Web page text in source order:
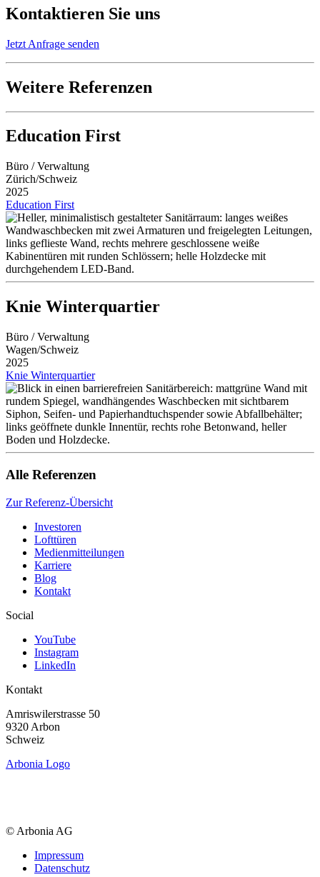
Kontaktieren Sie uns
Jetzt Anfrage senden
Weitere Referenzen
Education First
Büro / Verwaltung
Zürich/Schweiz
2025
Education First
Knie Winterquartier
Büro / Verwaltung
Wagen/Schweiz
2025
Knie Winterquartier
Alle Referenzen
Zur Referenz-Übersicht
Investoren
Lofttüren
Medienmitteilungen
Karriere
Blog
Kontakt
Social
YouTube
Instagram
LinkedIn
Kontakt
Amriswiler­strasse 50
9320 Arbon
Schweiz
Arbonia Logo
© Arbonia AG
Impressum
Datenschutz